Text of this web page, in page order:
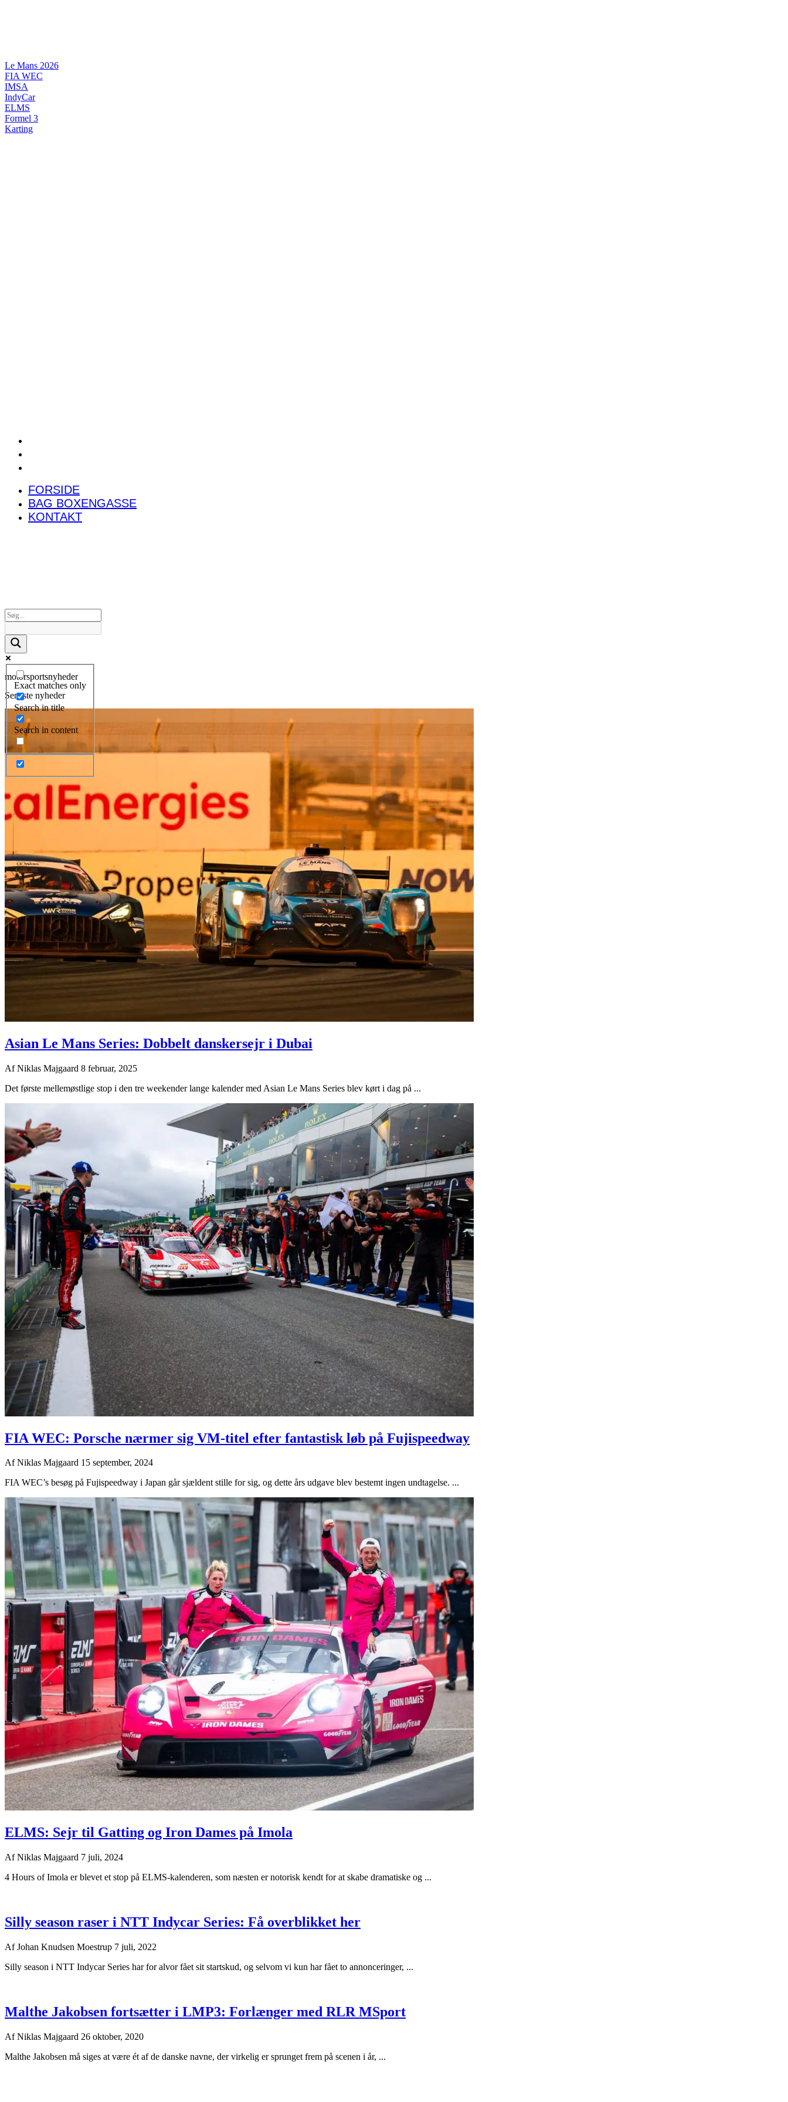
Le Mans 2026
FIA WEC
IMSA
IndyCar
ELMS
Formel 3
Karting
FORSIDE
BAG BOXENGASSE
KONTAKT
Exact matches only
Search in title
Search in content
motorsportsnyheder
Seneste nyheder
Asian Le Mans Series: Dobbelt danskersejr i Dubai
AfNiklas Majgaard 8 februar, 2025
Det første mellemøstlige stop i den tre weekender lange kalender med Asian Le Mans Series blev kørt i dag på ...
FIA WEC: Porsche nærmer sig VM-titel efter fantastisk løb på Fujispeedway
AfNiklas Majgaard 15 september, 2024
FIA WEC’s besøg på Fujispeedway i Japan går sjældent stille for sig, og dette års udgave blev bestemt ingen undtagelse. ...
ELMS: Sejr til Gatting og Iron Dames på Imola
AfNiklas Majgaard 7 juli, 2024
4 Hours of Imola er blevet et stop på ELMS-kalenderen, som næsten er notorisk kendt for at skabe dramatiske og ...
Silly season raser i NTT Indycar Series: Få overblikket her
AfJohan Knudsen Moestrup 7 juli, 2022
Silly season i NTT Indycar Series har for alvor fået sit startskud, og selvom vi kun har fået to annonceringer, ...
Malthe Jakobsen fortsætter i LMP3: Forlænger med RLR MSport
AfNiklas Majgaard 26 oktober, 2020
Malthe Jakobsen må siges at være ét af de danske navne, der virkelig er sprunget frem på scenen i år, ...